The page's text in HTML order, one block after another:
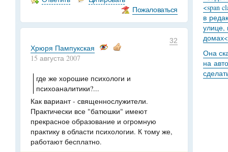
Пожаловаться
32
Хрюря Пампукская
15 августа 2007
где же хорошие психологи и
психоаналитики?...
Как вариант - священнослужители.
Практически все "батюшки" имеют
прекрасное образование и огромную
практику в области психологии. К тому же,
работают бесплатно.
<span
в
улице,
Она
на